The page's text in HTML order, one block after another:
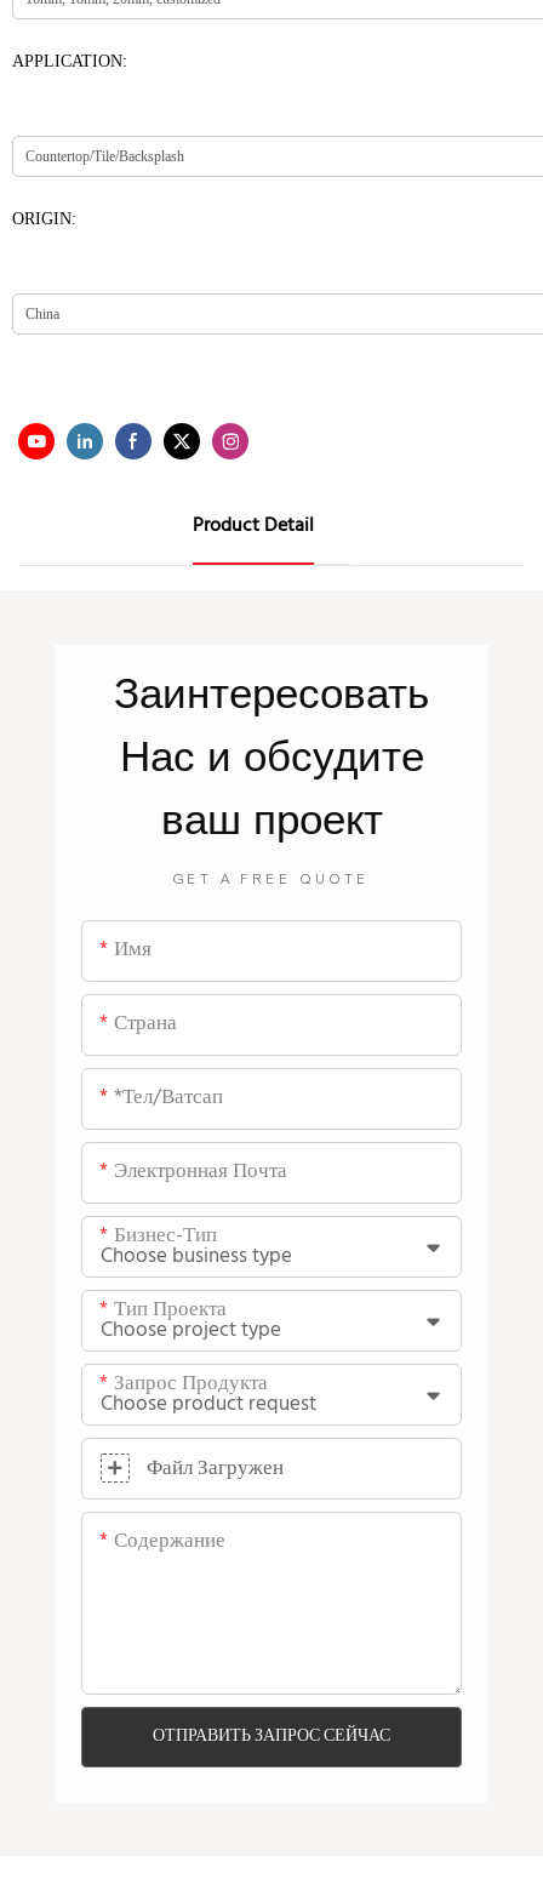
APPLICATION:
ORIGIN:
Product Detail
Заинтересовать
Нас и обсудите
ваш проект
GET A FREE QUOTE
Имя
Страна
*тел/ватсап
Электронная Почта
Бизнес-Тип
Тип Проекта
Запрос Продукта
Файл Загружен
Содержание
ОТПРАВИТЬ ЗАПРОС СЕЙЧАС